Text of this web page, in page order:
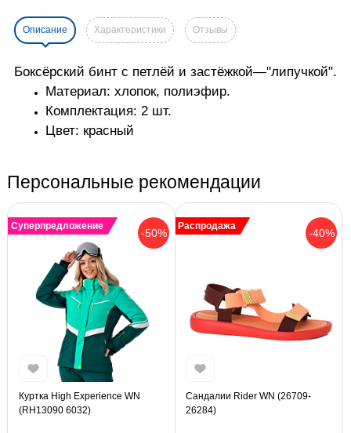
Описание Характеристики Отзывы
Боксёрский бинт с петлёй и застёжкой—"липучкой".
Материал: хлопок, полиэфир.
Комплектация: 2 шт.
Цвет: красный
Персональные рекомендации
-50%
Суперпредложение
Куртка High Experience WN
(RH13090 6032)
-40%
Распродажа
Сандалии Rider WN (26709-
26284)